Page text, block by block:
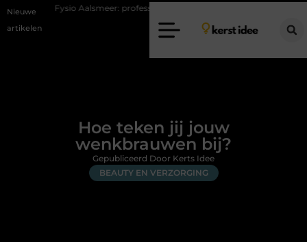
Nieuwe
artikelen
Aalsmeer: professionele hulp bij pijn en bewegingsklachten
Hoe teken jij jouw
wenkbrauwen bij?
BEAUTY EN VERZORGING
Gepubliceerd Door Kerts Idee